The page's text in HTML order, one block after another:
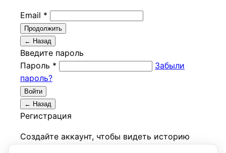
Email *
Продолжить
← Назад
Введите пароль
Пароль *
Забыли
пароль?
Войти
← Назад
Регистрация
Создайте аккаунт, чтобы видеть историю